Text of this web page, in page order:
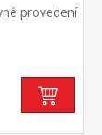
provedení